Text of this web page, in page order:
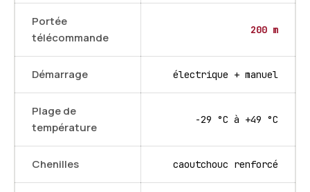
Portée
télécommande
200 m
Démarrage électrique + manuel
Plage de
température
-29 °C à +49 °C
Chenilles caoutchouc renforcé